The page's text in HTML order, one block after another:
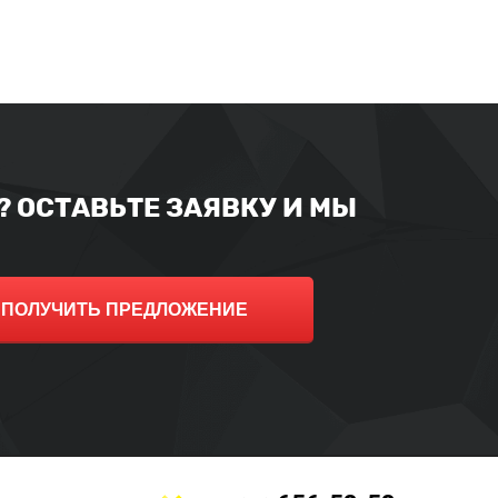
ЗАЯВКУ И МЫ
ПОЛУЧИТЬ ПРЕДЛОЖЕНИЕ